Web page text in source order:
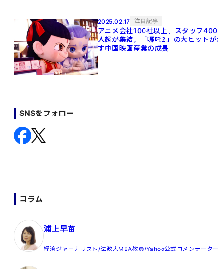
2025.02.17 注目記事
アニメ会社100社以上、スタッフ
人超が集結。「哪吒2」の大ヒットが
す中国映画産業の成長
SNSをフォロー
コラム
浦上早苗
経済ジャーナリスト/法政大MBA教員/Yahoo公式コメンテータ